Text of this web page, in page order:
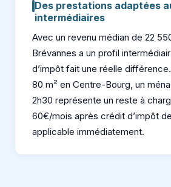
Des prestations adaptées
intermédiaires
Avec un revenu médian de 22
Brévannes a un profil
d’impôt fait une réelle
80 m² en Centre-Bourg, un
2h30 représente un reste à
60€/mois après crédit d’impôt
applicable immédiatement.